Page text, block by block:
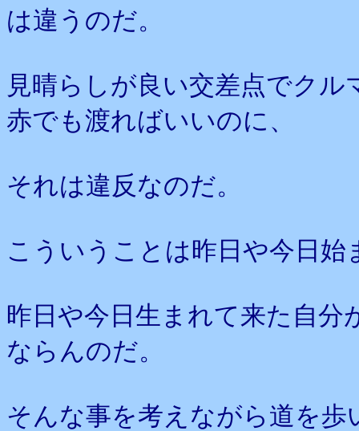
は違うのだ。
見晴らしが良い交差点でク
赤でも渡ればいいのに、
それは違反なのだ。
こういうことは昨日や今日
昨日や今日生まれて来た自
ならんのだ。
そんな事を考えながら道を